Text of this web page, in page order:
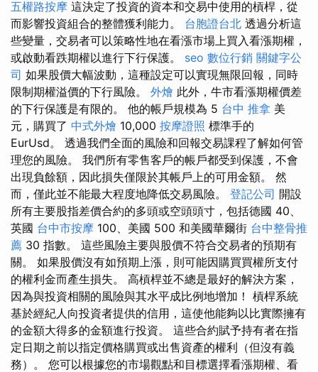
五權路按摩 這決定了投資的資本和交易中使用的槓桿，從
而影響投資組合的整體獲利能力。 台胞證台北 透過分析這
些變量，交易者可以策略性地在看漲市場上買入看漲期權，
或啟動看跌期權以進行下行保護。 seo 數位行銷 關鍵字公
司 如果股價大幅波動，這種設定可以實現無限回報，同時
限制期權溢價的下行風險。 外燴 此外，牛市看漲期權價差
的下行保護是有限的。 他的帳戶規模為 5 台中 推拿 美
元，購買了 中式外燴 10,000 按摩證照 標準手的
EurUsd。 透過我們全面的風險和回報交易課程了解如何管
理您的風險。 我們所有零售客戶的帳戶都受到保護，不會
出現負餘額，因此損失僅限於其帳戶上的可用金額。 然
而，僅此並不能最大程度地降低交易風險。 登記公司 開設
所有主要股指差價合約的多頭或空頭頭寸，包括德國 40、
英國 台中市按摩 100、美國 500 和美國華爾街 台中整骨推
薦 30 指數。 這些風險主要與股價不符合交易者的預期有
關。 如果股價沒有如預期上漲，則可能因購買買權所支付
的權利金而產生損失。 高槓桿並不總是最好的解決方案，
因為與投資相關的風險與其水平成比例地增加！ 槓桿系統
基於經紀人向投資者提供的信用，這使他能夠以比實際擁有
的金額大得多的金額進行投資。 這些合約賦予持有者在指
定日期之前以指定價格購買或出售資產的權利（但沒有義
務）。 您可以根據您的市場觀點和目標選擇看漲期權、看